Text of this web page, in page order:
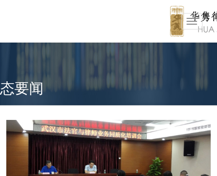
Toggle
态要闻